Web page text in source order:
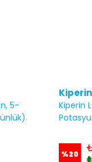
5-
Kiperin
Kiperin
%20